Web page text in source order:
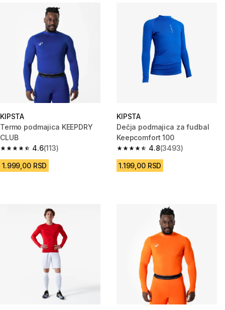
KIPSTA
Termo podmajica KEEPDRY
CLUB
4.6
4.6 od 5 zvezdica from 113 Recenzije
(113)
1.999,00 RSD
KIPSTA
Dečja podmajica za fudbal
Keepcomfort 100
4.8
4.8 od 5 zvezdica from 3493
(3493)
1.199,00 RSD